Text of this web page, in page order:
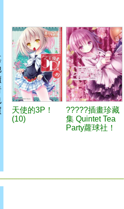
天使的3P！
(10)
?????插畫珍藏
集 Quintet Tea
Party蘿球社！